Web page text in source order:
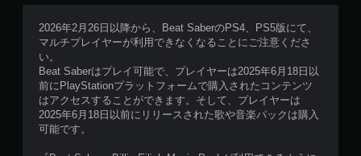
2026年2月26日以降から、Beat SaberのPS4、PS5版にて、
マルチプレイヤーが利用できなくなることにご注意くださ
い。
Beat Saberはプレイ可能で、プレイヤーは2025年6月18日以
前にPlayStationプラットフォームで購入されたコンテンツ
はアクセスすることができます。そして、プレイヤーは
2025年6月18日以前にリリースされた歌や音楽パックは購入
可能です。